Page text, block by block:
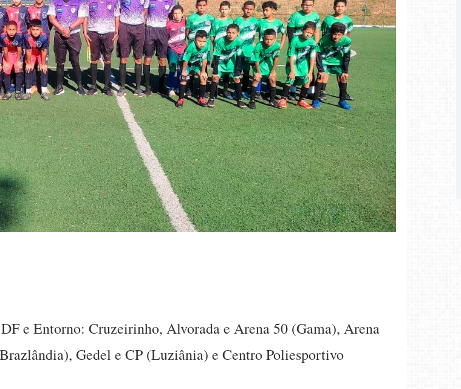
e Entorno: Cruzeirinho, Alvorada e Arena 50 (Gama), Arena
Gedel e CP (Luziânia) e Centro Poliesportivo